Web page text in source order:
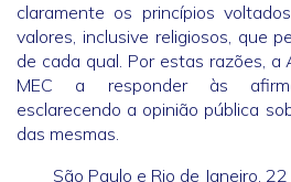
claramente os princípios
valores, inclusive religiosos, que
de cada qual. Por estas razões, a
MEC a responder às
esclarecendo a opinião pública
das mesmas.
São Paulo e Rio de Janeiro,